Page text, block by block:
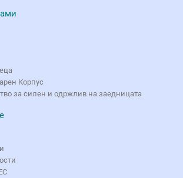
Корпус
за силен и одржлив на заедницата